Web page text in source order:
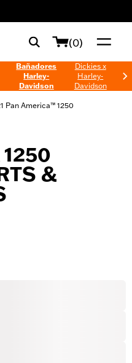
(0)
Bañadores
Harley-
Davidson
Dickies x
Harley-
Davidson
Pan America™ 1250
1250
&